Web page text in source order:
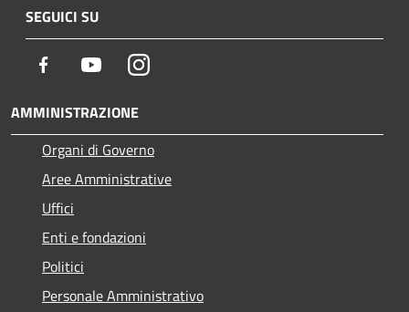
SEGUICI SU
Facebook YoutubeInstagram
AMMINISTRAZIONE
Organi di Governo
Aree Amministrative
Uffici
Enti e fondazioni
Politici
Personale Amministrativo